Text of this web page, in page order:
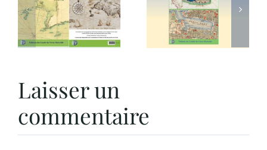
publication
« le Vieux-
rive à
l’autre »
le 18
novembre
Laisser un
commentaire